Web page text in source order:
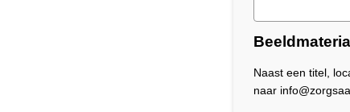
Naast een titel,
naar